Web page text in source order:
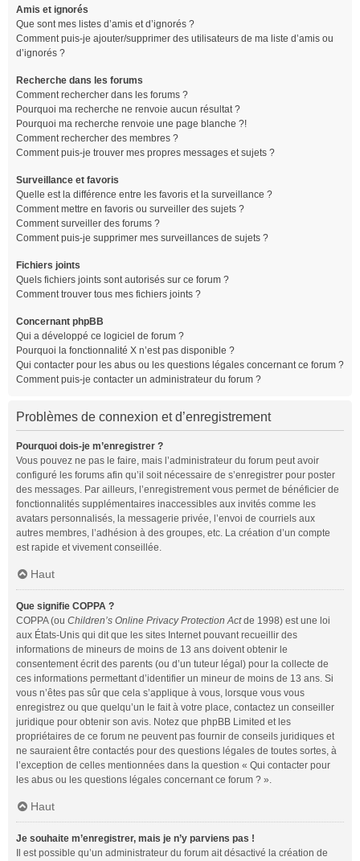
Amis et ignorés
Que sont mes listes d’amis et d’ignorés ?
Comment puis-je ajouter/supprimer des utilisateurs de ma liste d’amis ou
d’ignorés ?
Recherche dans les forums
Comment rechercher dans les forums ?
Pourquoi ma recherche ne renvoie aucun résultat ?
Pourquoi ma recherche renvoie une page blanche ?!
Comment rechercher des membres ?
Comment puis-je trouver mes propres messages et sujets ?
Surveillance et favoris
Quelle est la différence entre les favoris et la surveillance ?
Comment mettre en favoris ou surveiller des sujets ?
Comment surveiller des forums ?
Comment puis-je supprimer mes surveillances de sujets ?
Fichiers joints
Quels fichiers joints sont autorisés sur ce forum ?
Comment trouver tous mes fichiers joints ?
Concernant phpBB
Qui a développé ce logiciel de forum ?
Pourquoi la fonctionnalité X n’est pas disponible ?
Qui contacter pour les abus ou les questions légales concernant ce forum ?
Comment puis-je contacter un administrateur du forum ?
Problèmes de connexion et d’enregistrement
Pourquoi dois-je m’enregistrer ?
Vous pouvez ne pas le faire, mais l’administrateur du forum peut avoir
configuré les forums afin qu’il soit nécessaire de s’enregistrer pour poster
des messages. Par ailleurs, l’enregistrement vous permet de bénéficier de
fonctionnalités supplémentaires inaccessibles aux invités comme les
avatars personnalisés, la messagerie privée, l’envoi de courriels aux
autres membres, l’adhésion à des groupes, etc. La création d’un compte
est rapide et vivement conseillée.
Haut
Que signifie COPPA ?
COPPA (ou Children’s Online Privacy Protection Actde 1998) est une loi
aux États-Unis qui dit que les sites Internet pouvant recueillir des
informations de mineurs de moins de 13 ans doivent obtenir le
consentement écrit des parents (ou d’un tuteur légal) pour la collecte de
ces informations permettant d’identifier un mineur de moins de 13 ans. Si
vous n’êtes pas sûr que cela s’applique à vous, lorsque vous vous
enregistrez ou que quelqu’un le fait à votre place, contactez un conseiller
juridique pour obtenir son avis. Notez que phpBB Limited et les
propriétaires de ce forum ne peuvent pas fournir de conseils juridiques et
ne sauraient être contactés pour des questions légales de toutes sortes, à
l’exception de celles mentionnées dans la question « Qui contacter pour
les abus ou les questions légales concernant ce forum ? ».
Haut
Je souhaite m’enregistrer, mais je n’y parviens pas !
Il est possible qu’un administrateur du forum ait désactivé la création de